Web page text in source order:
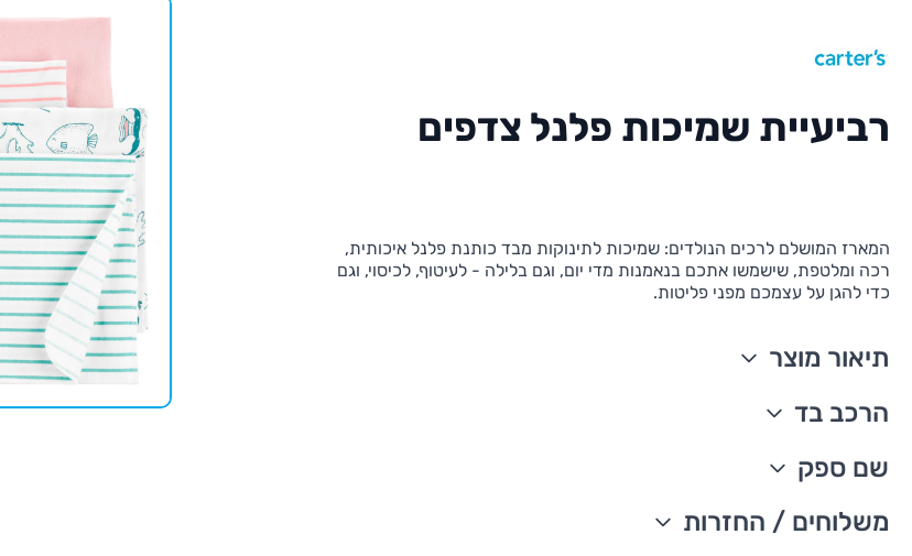
רביעיית שמיכות פלנל צדפים
המארז המושלם לרכים הנולדים: שמיכות לתינוקות מבד כותנת פלנל איכותית,
רכה ומלטפת, שישמשו אתכם בנאמנות מדי יום, וגם בלילה - לעיטוף, לכיסוי, וגם
כדי להגן על עצמכם מפני פליטות.
תיאור מוצר
מארז רביעיית שמיכות
מושלם לעיטוף, כיסוי ולהגנה מפני פליטות
גודל השמיכה לתינוק 101.6X76.2 ס״מ
מודפס
הרכב בד
100% כותנה פלנל
ניתן לכבס במכונת כביסה
שם ספק
The William Carter's company
משלוחים / החזרות